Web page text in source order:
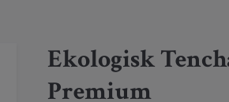
Ekologisk
Premium